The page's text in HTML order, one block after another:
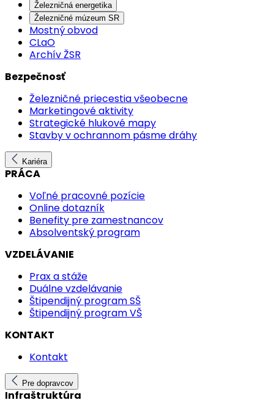
Železničná energetika
Železničné múzeum SR
Mostný obvod
CLaO
Archív ŽSR
Bezpečnosť
Železničné priecestia všeobecne
Marketingové aktivity
Strategické hlukové mapy
Stavby v ochrannom pásme dráhy
Kariéra
PRÁCA
Voľné pracovné pozície
Online dotazník
Benefity pre zamestnancov
Absolventský program
VZDELÁVANIE
Prax a stáže
Duálne vzdelávanie
Štipendijný program SŠ
Štipendijný program VŠ
KONTAKT
Kontakt
Pre dopravcov
Infraštruktúra